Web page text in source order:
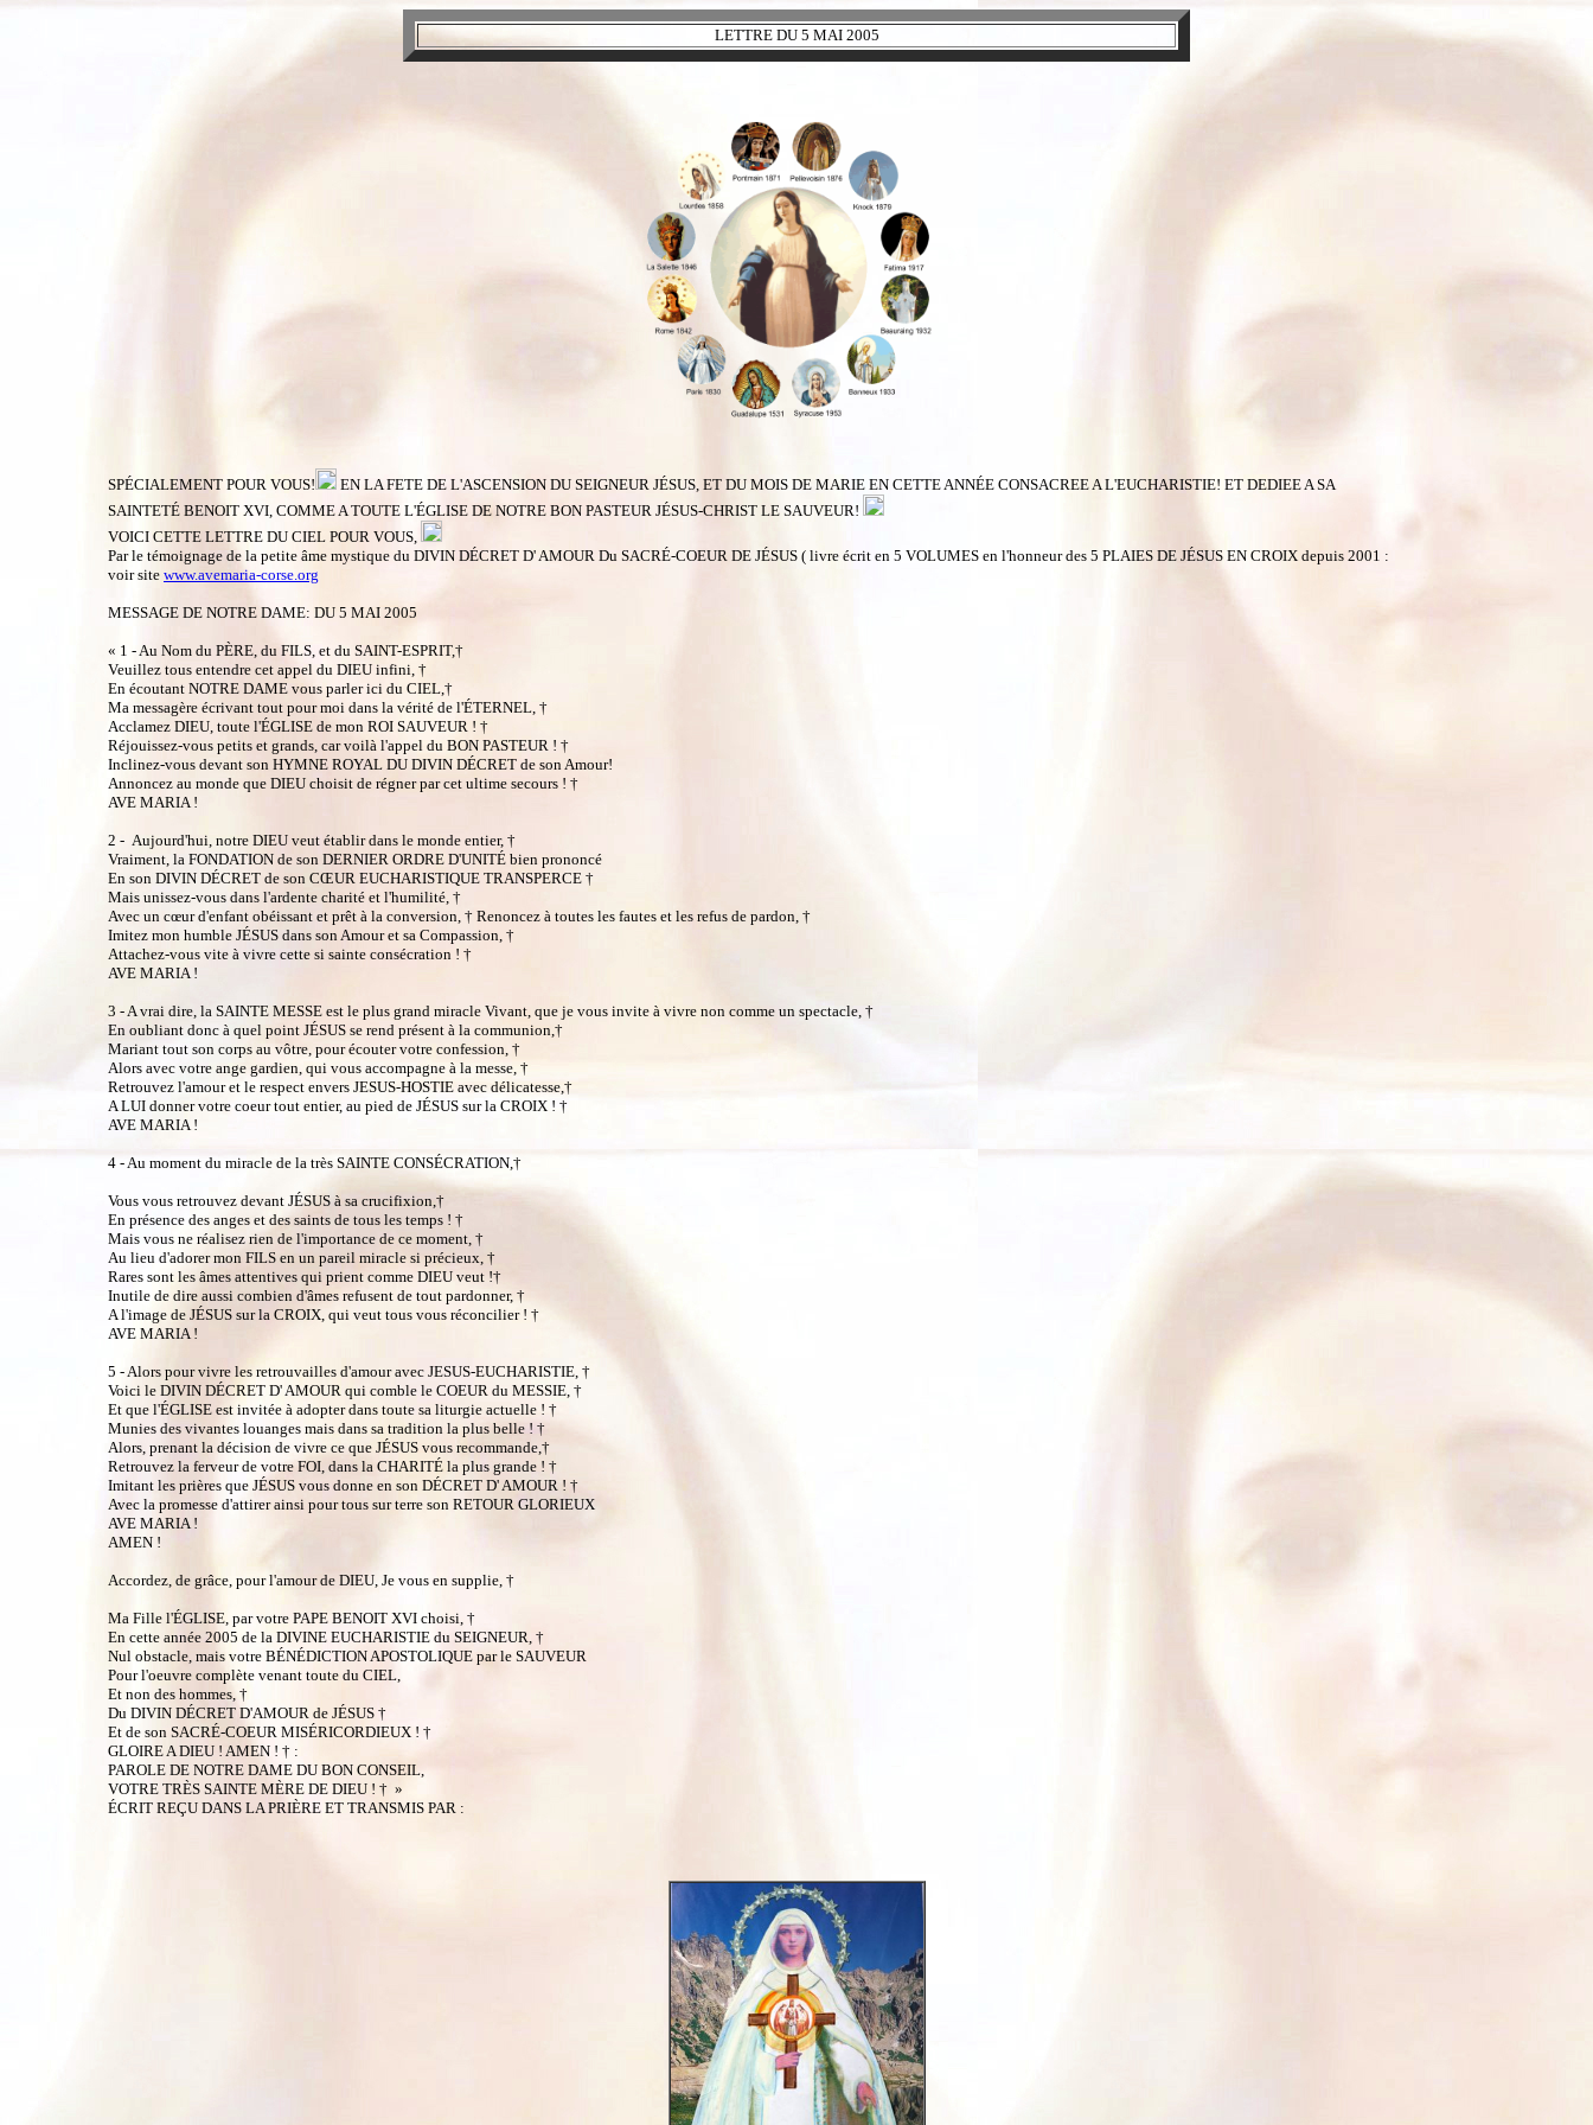
LETTRE DU 5 MAI 2005
SPÉCIALEMENT POUR VOUS!
EN LA FETE DE L'ASCENSION DU SEIGNEUR JÉSUS, ET DU MOIS DE MARIE EN CETTE ANNÉE CONSACREE A L'EUCHARISTIE! ET DEDIEE A SA
SAINTETÉ BENOIT XVI, COMME A TOUTE L'ÉGLISE DE NOTRE BON PASTEUR JÉSUS-CHRIST LE SAUVEUR!
VOICI CETTE LETTRE DU CIEL POUR VOUS,
Par le témoignage de la petite âme mystique du DIVIN DÉCRET D' AMOUR Du SACRÉ-COEUR DE JÉSUS ( livre écrit en 5 VOLUMES en l'honneur des 5 PLAIES DE JÉSUS EN CROIX depuis 2001 :
voir site www.avemaria-corse.org
MESSAGE DE NOTRE DAME: DU 5 MAI 2005
« 1 - Au Nom du PÈRE, du FILS, et du SAINT-ESPRIT,†
Veuillez tous entendre cet appel du DIEU infini, †
En écoutant NOTRE DAME vous parler ici du CIEL,†
Ma messagère écrivant tout pour moi dans la vérité de l'ÉTERNEL, †
Acclamez DIEU, toute l'ÉGLISE de mon ROI SAUVEUR ! †
Réjouissez-vous petits et grands, car voilà l'appel du BON PASTEUR ! †
Inclinez-vous devant son HYMNE ROYAL DU DIVIN DÉCRET de son Amour!
Annoncez au monde que DIEU choisit de régner par cet ultime secours ! †
AVE MARIA !
2 - Aujourd'hui, notre DIEU veut établir dans le monde entier, †
Vraiment, la FONDATION de son DERNIER ORDRE D'UNITÉ bien prononcé
En son DIVIN DÉCRET de son CŒUR EUCHARISTIQUE TRANSPERCE †
Mais unissez-vous dans l'ardente charité et l'humilité, †
Avec un cœur d'enfant obéissant et prêt à la conversion, † Renoncez à toutes les fautes et les refus de pardon, †
Imitez mon humble JÉSUS dans son Amour et sa Compassion, †
Attachez-vous vite à vivre cette si sainte consécration ! †
AVE MARIA !
3 - A vrai dire, la SAINTE MESSE est le plus grand miracle Vivant, que je vous invite à vivre non comme un spectacle, †
En oubliant donc à quel point JÉSUS se rend présent à la communion,†
Mariant tout son corps au vôtre, pour écouter votre confession, †
Alors avec votre ange gardien, qui vous accompagne à la messe, †
Retrouvez l'amour et le respect envers JESUS-HOSTIE avec délicatesse,†
A LUI donner votre coeur tout entier, au pied de JÉSUS sur la CROIX ! †
AVE MARIA !
4 - Au moment du miracle de la très SAINTE CONSÉCRATION,†
Vous vous retrouvez devant JÉSUS à sa crucifixion,†
En présence des anges et des saints de tous les temps ! †
Mais vous ne réalisez rien de l'importance de ce moment, †
Au lieu d'adorer mon FILS en un pareil miracle si précieux, †
Rares sont les âmes attentives qui prient comme DIEU veut !†
Inutile de dire aussi combien d'âmes refusent de tout pardonner, †
A l'image de JÉSUS sur la CROIX, qui veut tous vous réconcilier ! †
AVE MARIA !
5 - Alors pour vivre les retrouvailles d'amour avec JESUS-EUCHARISTIE, †
Voici le DIVIN DÉCRET D' AMOUR qui comble le COEUR du MESSIE, †
Et que l'ÉGLISE est invitée à adopter dans toute sa liturgie actuelle ! †
Munies des vivantes louanges mais dans sa tradition la plus belle ! †
Alors, prenant la décision de vivre ce que JÉSUS vous recommande,†
Retrouvez la ferveur de votre FOI, dans la CHARITÉ la plus grande ! †
Imitant les prières que JÉSUS vous donne en son DÉCRET D' AMOUR ! †
Avec la promesse d'attirer ainsi pour tous sur terre son RETOUR GLORIEUX
AVE MARIA !
AMEN !
Accordez, de grâce, pour l'amour de DIEU, Je vous en supplie, †
Ma Fille l'ÉGLISE, par votre PAPE BENOIT XVI choisi, †
En cette année 2005 de la DIVINE EUCHARISTIE du SEIGNEUR, †
Nul obstacle, mais votre BÉNÉDICTION APOSTOLIQUE par le SAUVEUR
Pour l'oeuvre complète venant toute du CIEL,
Et non des hommes, †
Du DIVIN DÉCRET D'AMOUR de JÉSUS †
Et de son SACRÉ-COEUR MISÉRICORDIEUX ! †
GLOIRE A DIEU ! AMEN ! † :
PAROLE DE NOTRE DAME DU BON CONSEIL,
VOTRE TRÈS SAINTE MÈRE DE DIEU ! † »
ÉCRIT REÇU DANS LA PRIÈRE ET TRANSMIS PAR :